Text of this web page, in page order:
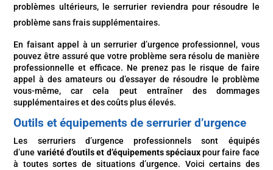
problèmes ultérieurs, le serrurier reviendra pour résoudre le
problème sans frais supplémentaires.
En faisant appel à un serrurier d’urgence professionnel, vous
pouvez être assuré que votre problème sera résolu de manière
professionnelle et efficace. Ne prenez pas le risque de faire
appel à des amateurs ou d’essayer de résoudre le problème
vous-même, car cela peut entraîner des dommages
supplémentaires et des coûts plus élevés.
Outils et équipements de serrurier d’urgence
Les serruriers d’urgence professionnels sont équipés
d’une variété d’outils et d’équipements spéciaux pour faire face
à toutes sortes de situations d’urgence. Voici certains des